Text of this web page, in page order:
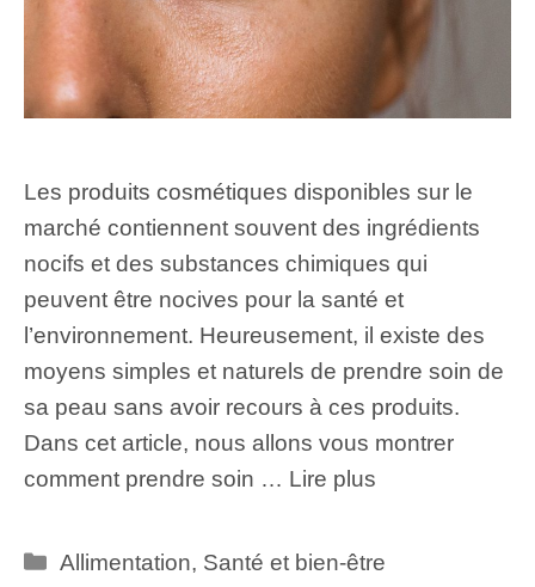
Les produits cosmétiques disponibles sur le
marché contiennent souvent des ingrédients
nocifs et des substances chimiques qui
peuvent être nocives pour la santé et
l’environnement. Heureusement, il existe des
moyens simples et naturels de prendre soin de
sa peau sans avoir recours à ces produits.
Dans cet article, nous allons vous montrer
comment prendre soin … Lire plus
Catégories
Allimentation, Santé et bien-être